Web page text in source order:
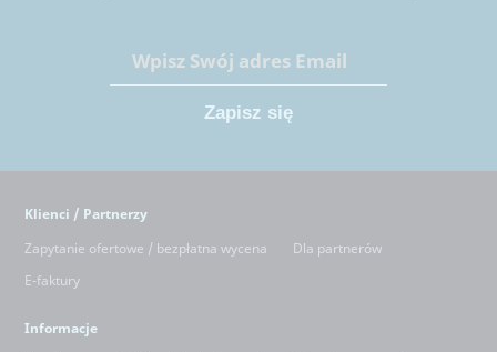
Klienci / Partnerzy
Zapytanie ofertowe / bezpłatna wycena
Dla partnerów
E-faktury
Informacje